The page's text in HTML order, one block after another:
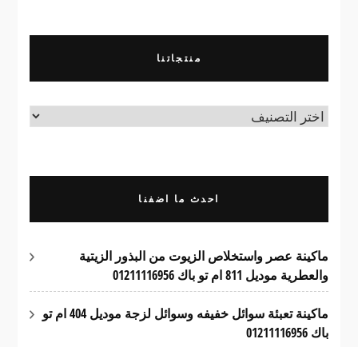
منتجاتنا
منتجاتنا
احدث ما اضفنا
ماكينة عصر واستخلاص الزيوت من البذور الزيتية
والعطرية موديل 811 ام تو باك 01211116956
ماكينة تعبئة سوائل خفيفه وسوائل لزجة موديل 404 ام تو
باك 01211116956